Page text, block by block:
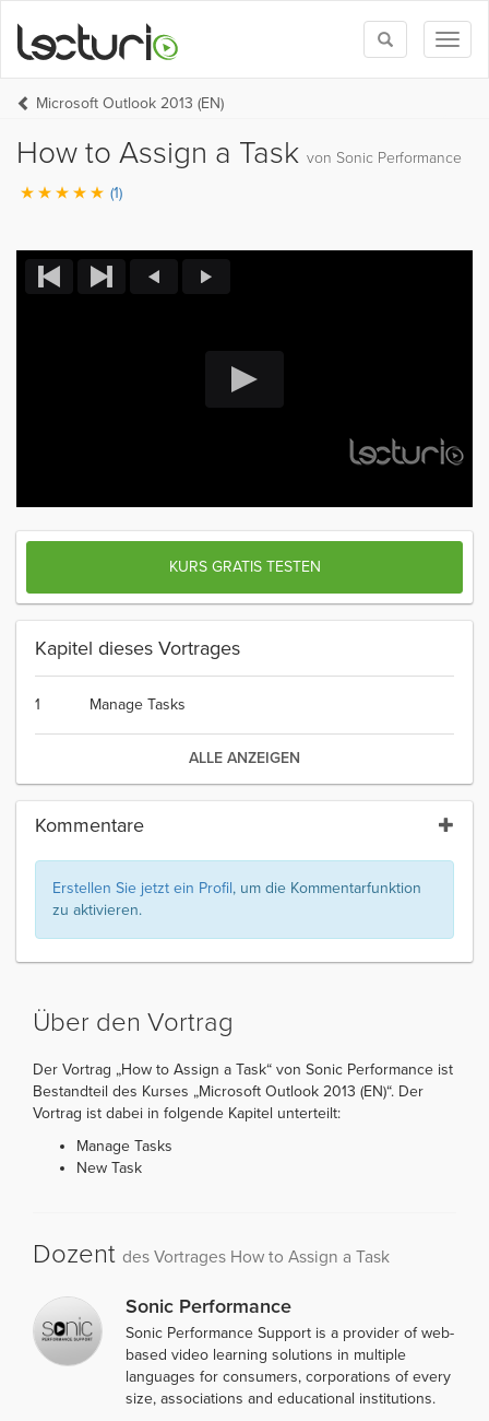
Toggle
search
Microsoft Outlook 2013 (EN)
How to Assign a Task von Sonic Performance
(1)
KURS GRATIS TESTEN
Kapitel dieses Vortrages
1 Manage Tasks
ALLE ANZEIGEN
Kommentare
Erstellen Sie jetzt ein Profil, um die Kommentarfunktion
zu aktivieren.
Über den Vortrag
Der Vortrag „How to Assign a Task“ von Sonic Performance ist
Bestandteil des Kurses „Microsoft Outlook 2013 (EN)“. Der
Vortrag ist dabei in folgende Kapitel unterteilt:
Manage Tasks
New Task
Dozent des Vortrages How to Assign a Task
Sonic Performance
Sonic Performance Support is a provider of web-
based video learning solutions in multiple
languages for consumers, corporations of every
size, associations and educational institutions.